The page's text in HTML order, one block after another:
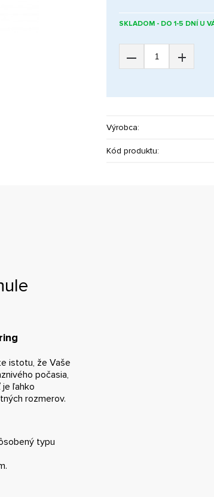
SKLADOM - DO 1-5 DNÍ U
– +
Výrobca:
Kód produktu:
istotu, že Vaše
počasia,
je ľahko
rozmerov.
typu